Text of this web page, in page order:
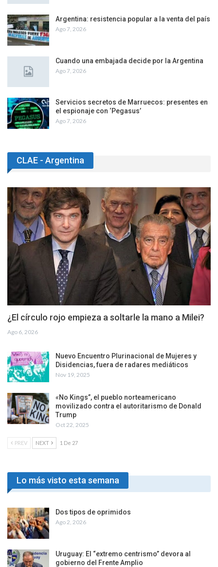
Argentina: resistencia popular a la venta del país
Ago 7, 2026
Cuando una embajada decide por la Argentina
Ago 7, 2026
Servicios secretos de Marruecos: presentes en
el espionaje con ‘Pegasus’
Ago 7, 2026
CLAE - Argentina
¿El círculo rojo empieza a soltarle la mano a Milei?
Ago 6, 2026
Nuevo Encuentro Plurinacional de Mujeres y
Disidencias, fuera de radares mediáticos
Nov 19, 2025
«No Kings”, el pueblo norteamericano
movilizado contra el autoritarismo de Donald
Trump
Oct 22, 2025
PREV NEXT 1 De 27
Lo más visto esta semana
Dos tipos de oprimidos
Ago 2, 2026
Uruguay: El “extremo centrismo” devora al
gobierno del Frente Amplio